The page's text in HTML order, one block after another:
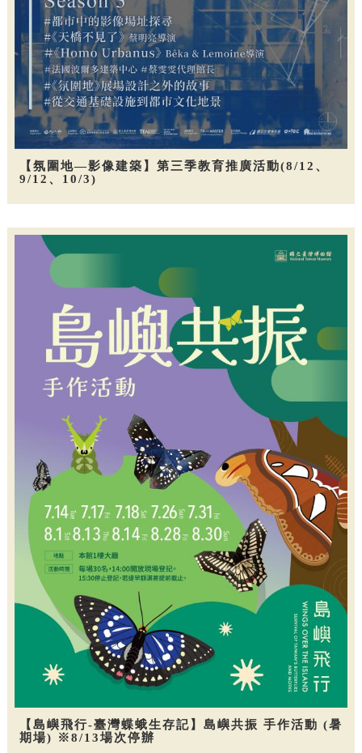
【氛圍地—影像建築】第三季教育推廣活動(8/12、
9/12、10/3)
【島嶼飛行-臺灣蝶蛾生存記】島嶼共振 手作活動 (暑
期場) ※8/13場次停辦